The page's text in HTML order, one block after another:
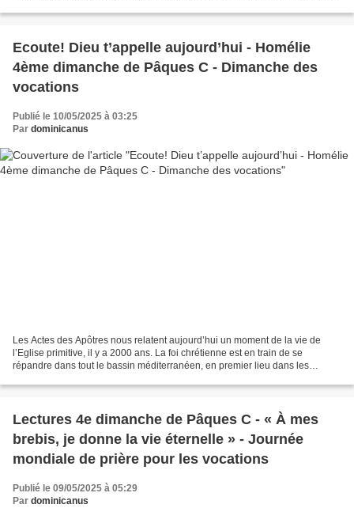
Ecoute! Dieu t’appelle aujourd’hui - Homélie
4ème dimanche de Pâques C - Dimanche des
vocations
Publié le 10/05/2025 à 03:25
Par dominicanus
Les Actes des Apôtres nous relatent aujourd’hui un moment de la vie de
l’Eglise primitive, il y a 2000 ans. La foi chrétienne est en train de se
répandre dans tout le bassin méditerranéen, en premier lieu dans les
Lectures 4e dimanche de Pâques C - « À mes
brebis, je donne la vie éternelle » - Journée
mondiale de prière pour les vocations
Publié le 09/05/2025 à 05:29
Par dominicanus